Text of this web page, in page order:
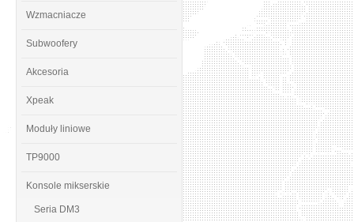
Wzmacniacze
Subwoofery
Akcesoria
Xpeak
Moduły liniowe
TP9000
Konsole mikserskie
Seria DM3